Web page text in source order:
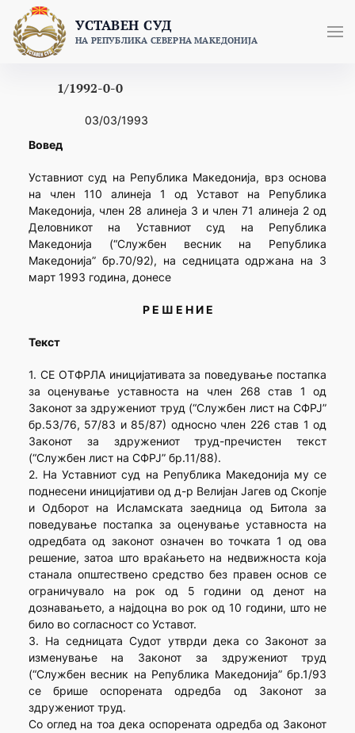
content
УСТАВЕН СУД
НА РЕПУБЛИКА СЕВЕРНА МАКЕДОНИЈА
1/1992-0-0
03/03/1993
Вовед
Уставниот суд на Република Македонија, врз основа
на член 110 алинеја 1 од Уставот на Република
Македонија, член 28 алинеја 3 и член 71 алинеја 2 од
Деловникот на Уставниот суд на Република
Македонија (“Службен весник на Република
Македонија” бр.70/92), на седницата одржана на 3
март 1993 година, донесе
Р Е Ш Е Н И Е
Текст
1. СЕ ОТФРЛА иницијативата за поведување постапка
за оценување уставноста на член 268 став 1 од
Законот за здружениот труд (“Службен лист на СФРЈ”
бр.53/76, 57/83 и 85/87) односно член 226 став 1 од
Законот за здружениот труд-пречистен текст
(“Службен лист на СФРЈ” бр.11/88).
2. На Уставниот суд на Република Македонија му се
поднесени иницијативи од д-р Велијан Јагев од Скопје
и Одборот на Исламската заедница од Битола за
поведување постапка за оценување уставноста на
одредбата од законот означен во точката 1 од ова
решение, затоа што враќањето на недвижноста која
станала општествено средство без правен основ се
ограничувало на рок од 5 години од денот на
дознавањето, а најдоцна во рок од 10 години, што не
било во согласност со Уставот.
3. На седницата Судот утврди дека со Законот за
изменување на Законот за здружениот труд
(“Службен весник на Република Македонија” бр.1/93
се брише оспорената одредба од Законот за
здружениот труд.
Со оглед на тоа дека оспорената одредба од Законот